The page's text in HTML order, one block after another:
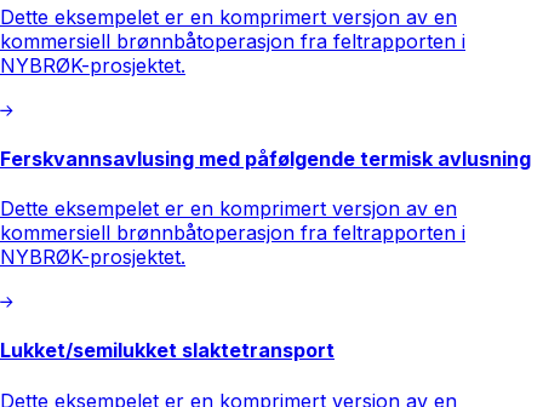
Dette eksempelet er en komprimert versjon av en
kommersiell brønnbåtoperasjon fra feltrapporten i
NYBRØK-prosjektet.
Ferskvannsavlusing med påfølgende termisk avlusning
Dette eksempelet er en komprimert versjon av en
kommersiell brønnbåtoperasjon fra feltrapporten i
NYBRØK-prosjektet.
Lukket/semilukket slaktetransport
Dette eksempelet er en komprimert versjon av en